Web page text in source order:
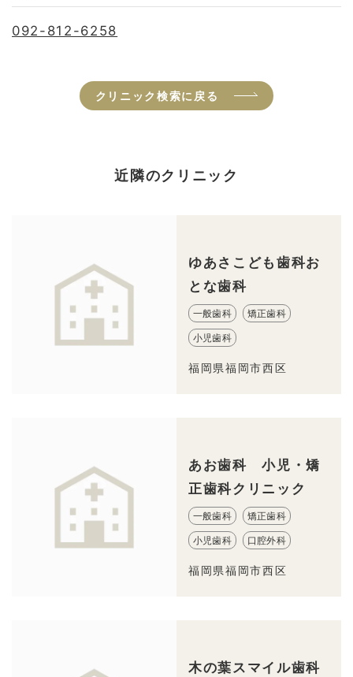
092-812-6258
クリニック検索に戻る
近隣のクリニック
ゆあさこども歯科お
とな歯科
一般歯科 矯正歯科
小児歯科
福岡県福岡市西区
あお歯科 小児・矯
正歯科クリニック
一般歯科 矯正歯科
小児歯科 口腔外科
福岡県福岡市西区
木の葉スマイル歯科